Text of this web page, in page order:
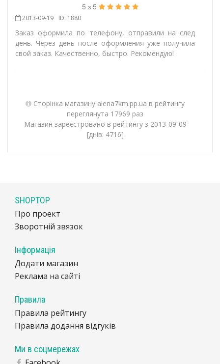
5 з 5
2013-09-19 ID: 1880
Заказ оформила по телефону, отправили на след
день. Через день после оформления уже получила
свой заказ. Качественно, быстро. Рекомендую!
Сторінка магазину alena7km.pp.ua в рейтингу
переглянута 17969 раз
Магазин зареєстровано в рейтингу з 2013-09-09
[днів: 4716]
SHOPTOP
Про проект
Зворотній звязок
Інформація
Додати магазин
Реклама на сайті
Правила
Правила рейтингу
Правила додання відгуків
Ми в соцмережах